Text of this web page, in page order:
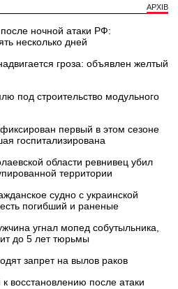
АРХІВ
ночной атаки РФ:
несколько дней
гроза: объявлен желтый
под строительство модульного
первый в этом сезоне
госпитализирована
области ревнивец убил
территории
судно с украинской
погибший и раненые
угнал мопед собутыльника,
до 5 лет тюрьмы
запрет на вылов раков
восстановлению после атаки